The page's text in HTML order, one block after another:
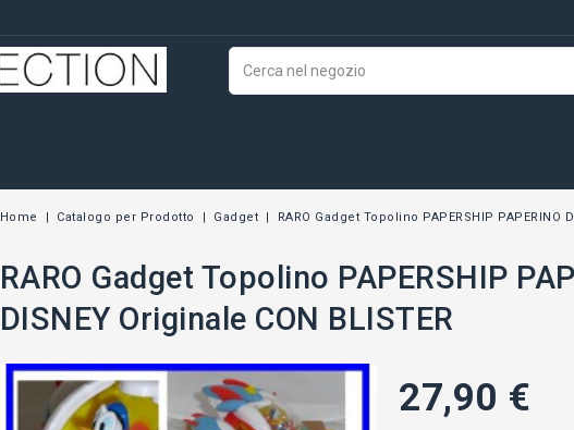
Home Catalogo per Prodotto Gadget RARO Gadget Topolino PAPERSHIP PAPERINO
RARO Gadget Topolino PAPERSHIP
DISNEY Originale CON BLISTER
27,90 €